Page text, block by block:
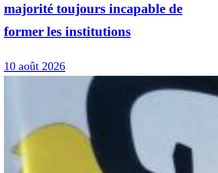
majorité toujours incapable de
former les institutions
10 août 2026